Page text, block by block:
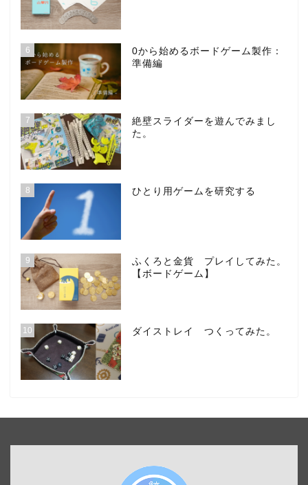
6
0から始めるボードゲーム製作：
準備編
7
絶壁スライダーを遊んでみまし
た。
8 ひとり用ゲームを研究する
9
ふくろと金貨 プレイしてみた。
【ボードゲーム】
10 ダイストレイ つくってみた。